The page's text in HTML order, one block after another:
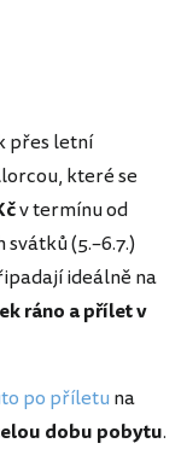
přes letní
které se
v termínu od
(5.–6.7.)
ideálně na
ráno a přílet v
po příletu na
dobu pobytu.